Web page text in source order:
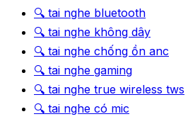
🔍 tai nghe bluetooth
🔍 tai nghe không dây
🔍 tai nghe chống ồn anc
🔍 tai nghe gaming
🔍 tai nghe true wireless tws
🔍 tai nghe có mic